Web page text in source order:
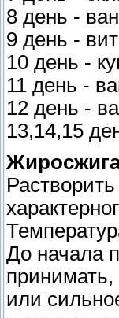
8 день -
9 день -
10 день -
11 день -
12 день -
13,14,15
До начала
или